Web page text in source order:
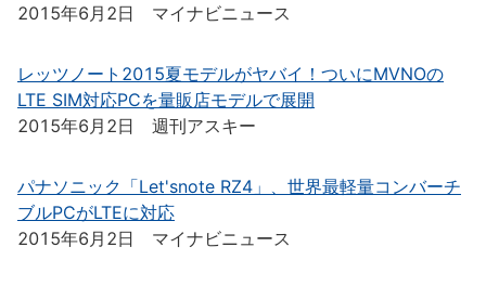
2015年6月2日 マイナビニュース
レッツノート2015夏モデルがヤバイ！ついにMVNOの
LTE SIM対応PCを量販店モデルで展開
2015年6月2日 週刊アスキー
パナソニック「Let'snote RZ4」、世界最軽量コンバーチ
ブルPCがLTEに対応
2015年6月2日 マイナビニュース